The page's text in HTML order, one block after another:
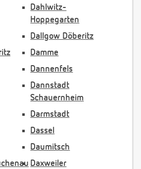
Dahlwitz-
Hoppegarten
Dallgow Döberitz
Damme
Dannenfels
Dannstadt
Schauernheim
Darmstadt
Dassel
Daumitsch
Daxweiler